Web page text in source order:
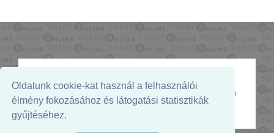
Oldalunk cookie-kat használ a felhasználói
élmény fokozásához és látogatási statisztikák
gyűjtéséhez.
Az oldal megjelenését támogatja: